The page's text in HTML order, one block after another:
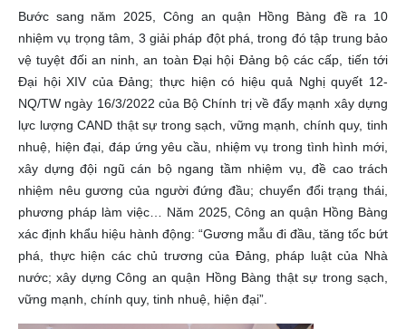
Bước sang năm 2025, Công an quận Hồng Bàng đề ra 10
nhiệm vụ trọng tâm, 3 giải pháp đột phá, trong đó tập trung bảo
vệ tuyệt đối an ninh, an toàn Đại hội Đảng bộ các cấp, tiến tới
Đại hội XIV của Đảng; thực hiện có hiệu quả Nghị quyết 12-
NQ/TW ngày 16/3/2022 của Bộ Chính trị về đẩy mạnh xây dựng
lực lượng CAND thật sự trong sạch, vững mạnh, chính quy, tinh
nhuệ, hiện đại, đáp ứng yêu cầu, nhiệm vụ trong tình hình mới,
xây dựng đội ngũ cán bộ ngang tầm nhiệm vụ, đề cao trách
nhiệm nêu gương của người đứng đầu; chuyển đổi trạng thái,
phương pháp làm việc… Năm 2025, Công an quận Hồng Bàng
xác định khẩu hiệu hành động: “Gương mẫu đi đầu, tăng tốc bứt
phá, thực hiện các chủ trương của Đảng, pháp luật của Nhà
nước; xây dựng Công an quận Hồng Bàng thật sự trong sạch,
vững mạnh, chính quy, tinh nhuệ, hiện đại”.